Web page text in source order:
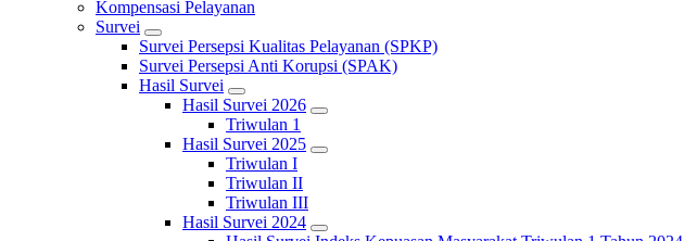
Kompensasi Pelayanan
Survei
Survei Persepsi Kualitas Pelayanan (SPKP)
Survei Persepsi Anti Korupsi (SPAK)
Hasil Survei
Hasil Survei 2026
Triwulan 1
Hasil Survei 2025
Triwulan I
Triwulan II
Triwulan III
Hasil Survei 2024